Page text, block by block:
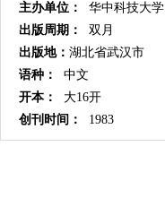
主办单位：
华中科技大学
出版周期：
双月
出版地： 湖北省武汉市
语种：
中文
开本：
大16开
创刊时间：
1983